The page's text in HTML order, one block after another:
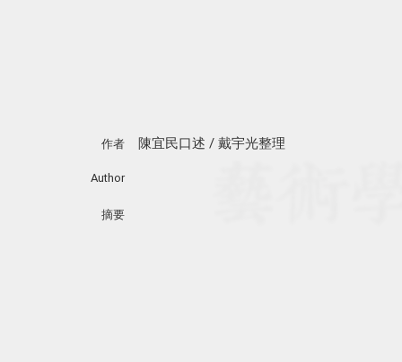
作者 陳宜民口述 / 戴宇光整理
Author
摘要